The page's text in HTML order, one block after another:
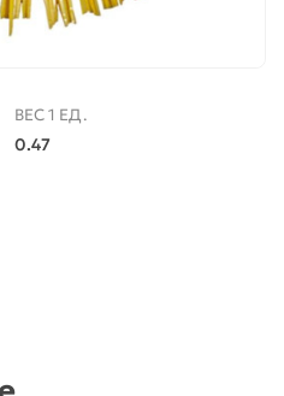
ВЕС 1 ЕД.
0.47